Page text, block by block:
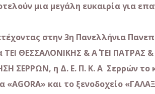
μια μεγάλη ευκαιρία για
στην 3η Πανελλήνια
ΘΕΣΣΑΛΟΝΙΚΗΣ & Α΄ ΤΕΙ ΠΑΤΡΑΣ
ΣΕΡΡΩΝ, η Δ. Ε. Π. Κ. Α Σερρών
«AGORA» και το ξενοδοχείο